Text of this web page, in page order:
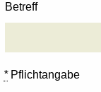
Betreff
*Pflichtangabe